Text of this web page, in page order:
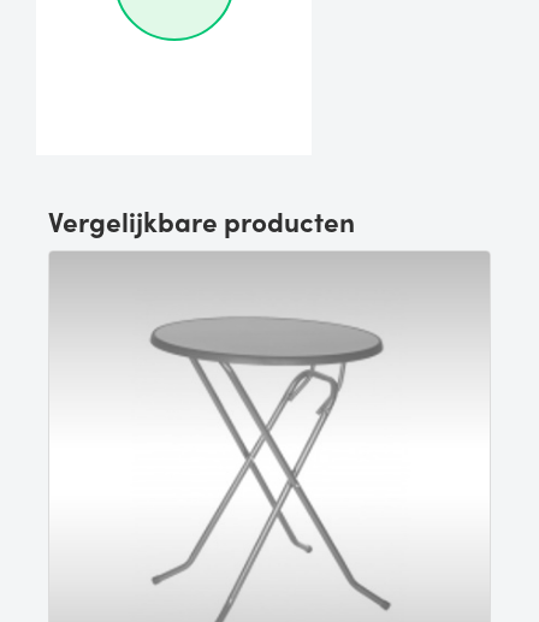
Vergelijkbare producten